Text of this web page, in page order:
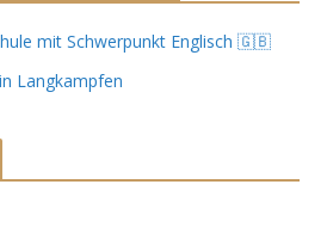
mit Schwerpunkt Englisch 🇬🇧
Langkampfen